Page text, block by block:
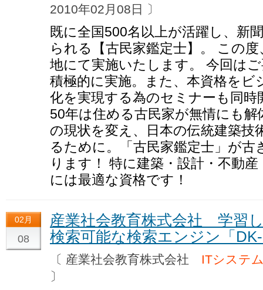
2010年02月08日 〕
既に全国500名以上が活躍し、新
られる【古民家鑑定士】。 この
地にて実施いたします。 今回は
積極的に実施。また、本資格をビ
化を実現する為のセミナーも同
50年は住める古民家が無情にも
の現状を変え、日本の伝統建築技
るために。「古民家鑑定士」が
ります！ 特に建築・設計・不動
には最適な資格です！
02月
08
産業社会教育株式会社 学習
検索可能な検索エンジン「
〔 産業社会教育株式会社 ITシステ
〕